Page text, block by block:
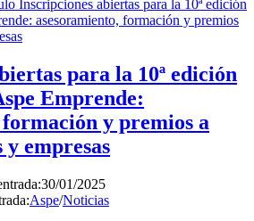
para la 10ª edición
Emprende:
y premios a
y empresas
30/01/2025
Aspe/Noticias